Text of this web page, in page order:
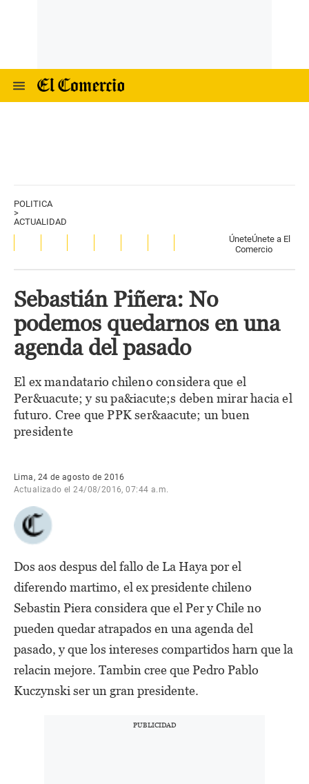
POLITICA
>
ACTUALIDAD
ÚneteÚnete a El
Comercio
Sebastián Piñera: No
podemos quedarnos en una
agenda del pasado
El ex mandatario chileno considera que el
Per&uacute; y su pa&iacute;s deben mirar hacia el
futuro. Cree que PPK ser&aacute; un buen
presidente
Lima, 24 de agosto de 2016
Actualizado el 24/08/2016, 07:44 a.m.
Dos aos despus del fallo de La Haya por el
diferendo martimo, el ex presidente chileno
Sebastin Piera considera que el Per y Chile no
pueden quedar atrapados en una agenda del
pasado, y que los intereses compartidos harn que la
relacin mejore. Tambin cree que Pedro Pablo
Kuczynski ser un gran presidente.